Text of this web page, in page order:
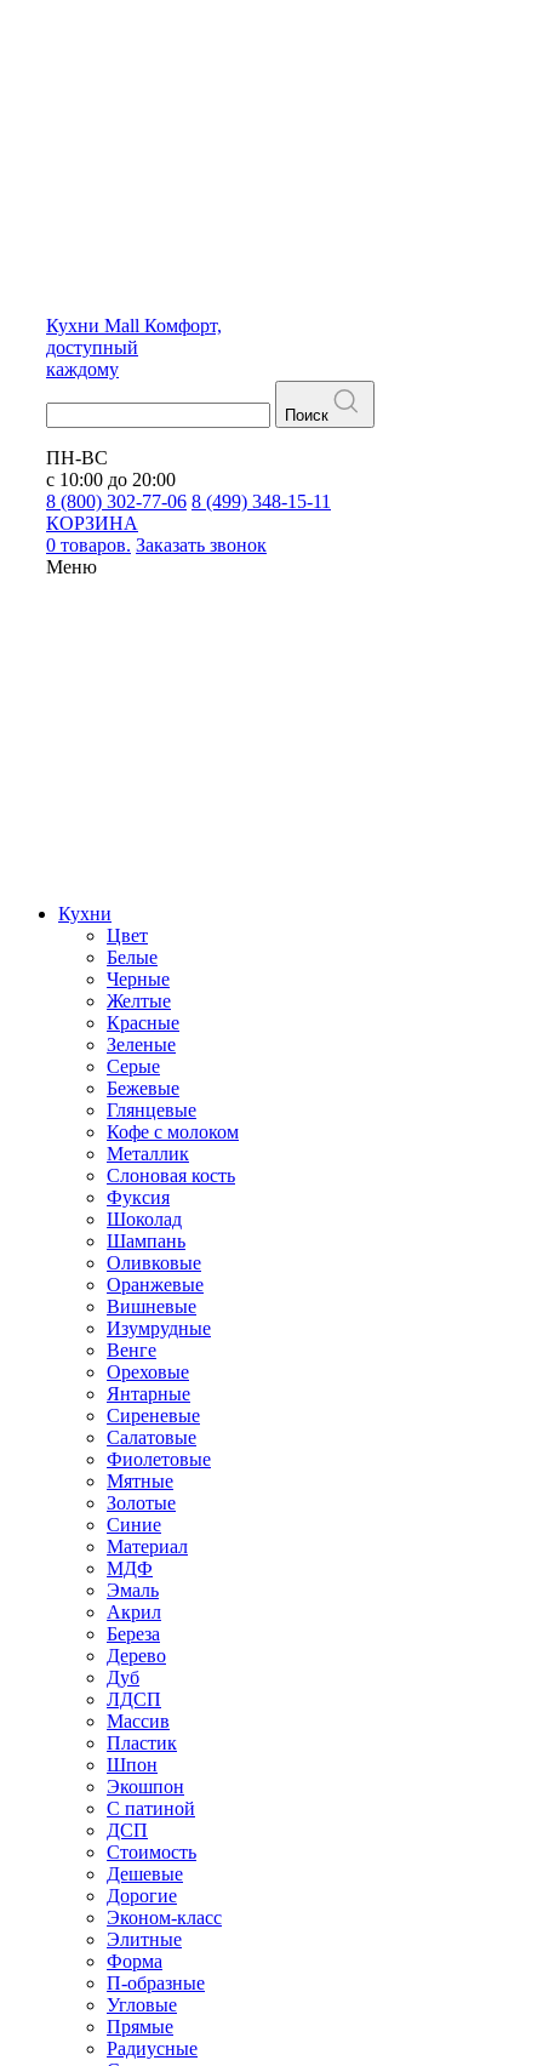
Кухни Mall Комфорт,
доступный
каждому
Поиск
ПН-ВС
с 10:00 до 20:00
8 (800) 302-77-06 8 (499) 348-15-11
КОРЗИНА
0 товаров. Заказать звонок
Меню
Кухни
Цвет
Белые
Черные
Желтые
Красные
Зеленые
Серые
Бежевые
Глянцевые
Кофе с молоком
Металлик
Слоновая кость
Фуксия
Шоколад
Шампань
Оливковые
Оранжевые
Вишневые
Изумрудные
Венге
Ореховые
Янтарные
Сиреневые
Салатовые
Фиолетовые
Мятные
Золотые
Синие
Материал
МДФ
Эмаль
Акрил
Береза
Дерево
Дуб
ЛДСП
Массив
Пластик
Шпон
Экошпон
С патиной
ДСП
Стоимость
Дешевые
Дорогие
Эконом-класс
Элитные
Форма
П-образные
Угловые
Прямые
Радиусные